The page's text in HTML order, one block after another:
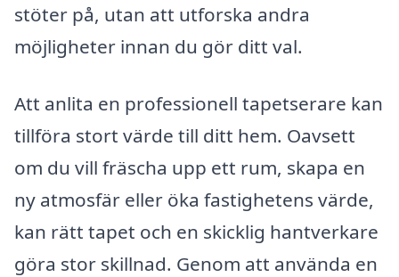
stöter på, utan att utforska andra
möjligheter innan du gör ditt val.
Att anlita en professionell tapetserare kan
tillföra stort värde till ditt hem. Oavsett
om du vill fräscha upp ett rum, skapa en
ny atmosfär eller öka fastighetens värde,
kan rätt tapet och en skicklig hantverkare
göra stor skillnad. Genom att använda en